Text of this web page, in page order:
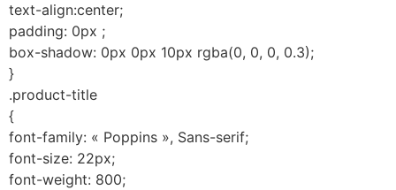
text-align:center;
padding: 0px ;
box-shadow: 0px 0px 10px rgba(0, 0, 0, 0.3);
}
.product-title
{
font-family: « Poppins », Sans-serif;
font-size: 22px;
font-weight: 800;